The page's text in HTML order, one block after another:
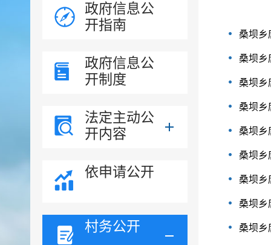
政府信息公
开指南
政府信息公
开制度
法定主动公
开内容
依申请公开
村务公开
桑坝乡
桑坝乡
桑坝乡
桑坝乡
桑坝乡
桑坝乡
桑坝乡
桑坝乡
桑坝乡